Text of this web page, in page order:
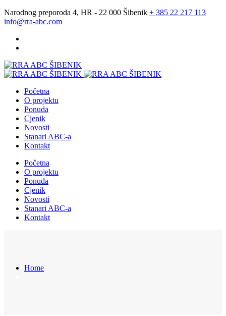
Narodnog preporoda 4, HR - 22 000 Šibenik + 385 22 217 113
info@rra-abc.com
Početna
O projektu
Ponuda
Cjenik
Novosti
Stanari ABC-a
Kontakt
Početna
O projektu
Ponuda
Cjenik
Novosti
Stanari ABC-a
Kontakt
Home